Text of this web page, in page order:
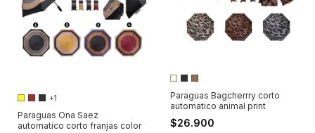
+1
Paraguas Ona Saez
automatico corto franjas color
Paraguas Bagcherrry corto
automatico animal print
$26.900